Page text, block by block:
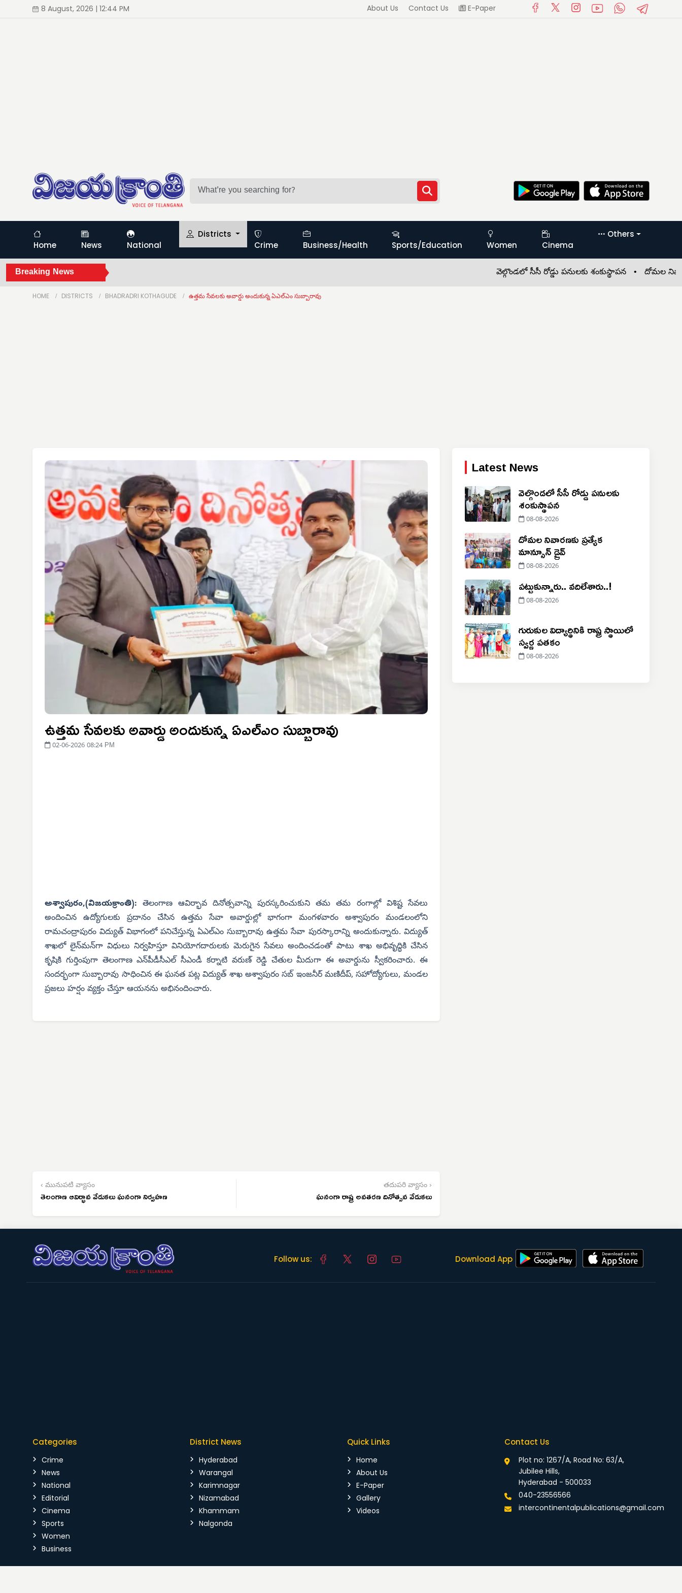
8 August, 2026 | 12:44 PM About Us Contact Us E-Paper
Home News National
Districts
Crime
Business/Health Sports/Education Women Cinema
Others
Breaking News వెల్గొండలో సీసీ రోడ్డు పనులకు శంకుస్థాపన •దోమల నివారణకు
HOME DISTRICTS BHADRADRI KOTHAGUDE ఉత్తమ సేవలకు అవార్డు అందుకున్న ఏఎల్‌ఎం సుబ్బారావు
ఉత్తమ సేవలకు అవార్డు అందుకున్న ఏఎల్‌ఎం సుబ్బారావు
02-06-2026 08:24 PM
అశ్వాపురం,(విజయక్రాంతి):తెలంగాణ ఆవిర్భావ దినోత్సవాన్ని పురస్కరించుకుని తమ తమ రంగాల్లో విశిష్ట సేవలు
అందించిన ఉద్యోగులకు ప్రదానం చేసిన ఉత్తమ సేవా అవార్డుల్లో భాగంగా మంగళవారం అశ్వాపురం మండలంలోని
రామచంద్రాపురం విద్యుత్ విభాగంలో పనిచేస్తున్న ఏఎల్‌ఎం సుబ్బారావు ఉత్తమ సేవా పురస్కారాన్ని అందుకున్నారు. విద్యుత్
శాఖలో లైన్‌మన్‌గా విధులు నిర్వహిస్తూ వినియోగదారులకు మెరుగైన సేవలు అందించడంతో పాటు శాఖ అభివృద్ధికి చేసిన
కృషికి గుర్తింపుగా తెలంగాణ ఎన్‌పీడీసీఎల్ సీఎండీ కర్నాటి వరుణ్ రెడ్డి చేతుల మీదుగా ఈ అవార్డును స్వీకరించారు. ఈ
సందర్భంగా సుబ్బారావు సాధించిన ఈ ఘనత పట్ల విద్యుత్ శాఖ అశ్వాపురం సబ్‌ ఇంజనీర్ మణిదీప్, సహోద్యోగులు, మండల
ప్రజలు హర్షం వ్యక్తం చేస్తూ ఆయనను అభినందించారు.
‹ మునుపటి వ్యాసం
తెలంగాణ ఆవిర్భావ వేడుకలు ఘనంగా నిర్వహణ
తదుపరి వ్యాసం ›
ఘనంగా రాష్ట్ర అవతరణ దినోత్సవ వేడుకలు
Latest News
వెల్గొండలో సీసీ రోడ్డు పనులకు
శంకుస్థాపన
08-08-2026
దోమల నివారణకు ప్రత్యేక
మాన్సూన్ డ్రైవ్
08-08-2026
పట్టుకున్నారు.. వదిలేశారు..!
08-08-2026
గురుకుల విద్యార్థినికి రాష్ట్ర స్థాయిలో
స్వర్ణ పతకం
08-08-2026
Follow us: Download App
Categories
Crime
News
National
Editorial
Cinema
Sports
Women
Business
District News
Hyderabad
Warangal
Karimnagar
Nizamabad
Khammam
Nalgonda
Quick Links
Home
About Us
E-Paper
Gallery
Videos
Contact Us
Plot no: 1267/A, Road No: 63/A,
Jubilee Hills,
Hyderabad - 500033
040-23556566
intercontinentalpublications@gmail.com